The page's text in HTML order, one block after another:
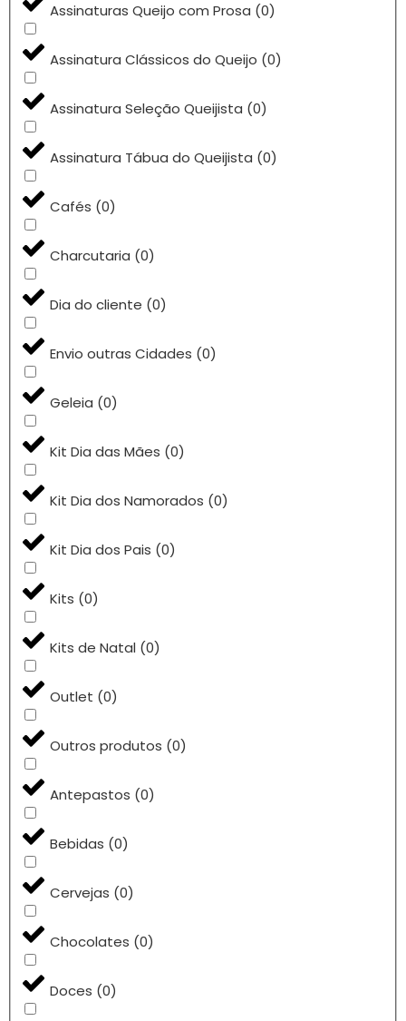
Assinaturas Queijo com Prosa (0)
Assinatura Clássicos do Queijo (0)
Assinatura Seleção Queijista (0)
Assinatura Tábua do Queijista (0)
Cafés (0)
Charcutaria (0)
Dia do cliente (0)
Envio outras Cidades (0)
Geleia (0)
Kit Dia das Mães (0)
Kit Dia dos Namorados (0)
Kit Dia dos Pais (0)
Kits (0)
Kits de Natal (0)
Outlet (0)
Outros produtos (0)
Antepastos (0)
Bebidas (0)
Cervejas (0)
Chocolates (0)
Doces (0)